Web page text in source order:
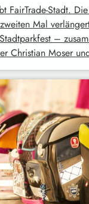
FairTrade-Stadt.
Mal
–
Christian Moser